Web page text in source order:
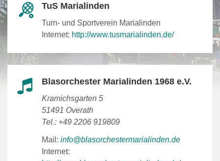
TuS Marialinden
Turn- und Sportverein Marialinden
Internet: http://www.tusmarialinden.de/
Blasorchester Marialinden 1968 e.V.
Kramichsgarten 5
51491 Overath
Tel.: +49 2206 919809
Mail: info@blasorchestermarialinden.de
Internet: